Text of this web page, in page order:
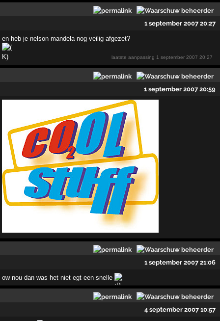
1 september 2007 20:27
en heb je nelson mandela nog veilig afgezet?
laatste aanpassing 1 september 2007 20:27
1 september 2007 20:59
1 september 2007 21:06
ow nou dan was het niet egt een snelle
4 september 2007 10:57